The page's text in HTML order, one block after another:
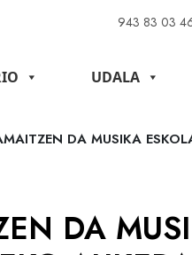
943 83 03
UDALA
DA MUSIKA
DA